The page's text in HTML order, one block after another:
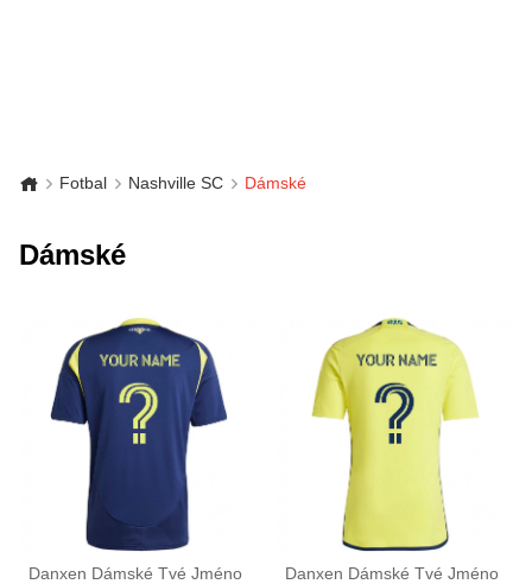
Fotbal Nashville SC Dámské
Dámské
Danxen Dámské Tvé Jméno
Danxen Dámské Tvé Jméno